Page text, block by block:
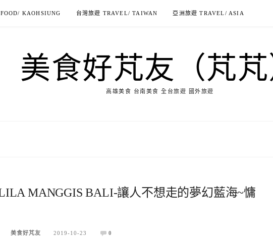
KAOHSIUNG 台灣旅遊 TRAVEL/ TAIWAN 亞洲旅遊 TRAVEL/ ASIA
美食好芃友（芃芃
高雄美食 台南美食 全台旅遊 國外旅遊
MANGGIS BALI-讓人不想走的夢幻藍海~慵
美食好芃友 2019-10-23 0